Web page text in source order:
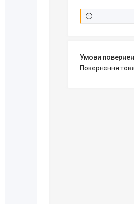
повернення